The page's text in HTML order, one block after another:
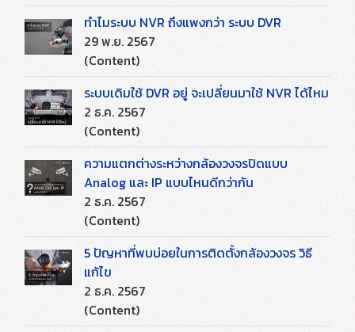
ทำไมระบบ NVR ถึงแพงกว่า ระบบ DVR
29 พ.ย. 2567
(Content)
ระบบเดิมใช้ DVR อยู่ จะเปลี่ยนมาใช้ NVR ได้ไหม
2 ธ.ค. 2567
(Content)
ความแตกต่างระหว่างกล้องวงจรปิดแบบ
Analog และ IP แบบไหนดีกว่ากัน
2 ธ.ค. 2567
(Content)
5 ปัญหาที่พบบ่อยในการติดตั้งกล้องวงจร วิธี
แก้ไข
2 ธ.ค. 2567
(Content)